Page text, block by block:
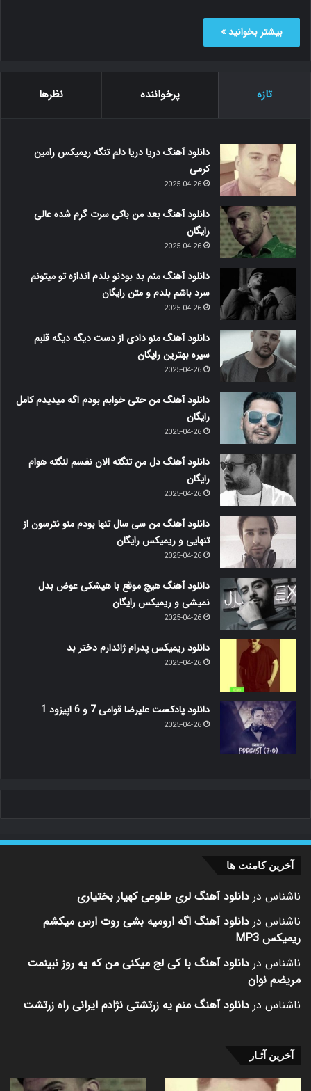
بیشتر بخوانید »
تازه پرخواننده نظرها
دانلود آهنگ دریا دریا دلم تنگه ریمیکس رامین
کرمی
2025-04-26
دانلود آهنگ بعد من باکی سرت گرم شده عالی
رایگان
2025-04-26
دانلود آهنگ منم بد بودنو بلدم اندازه تو میتونم
سرد باشم بلدم و متن رایگان
2025-04-26
دانلود آهنگ منو دادی از دست دیگه دیگه قلبم
سیره بهترین رایگان
2025-04-26
دانلود آهنگ من حتی خوابم بودم اگه میدیدم کامل
رایگان
2025-04-26
دانلود آهنگ دل من تنگته الان نفسم لنگته هوام
رایگان
2025-04-26
دانلود آهنگ من سی سال تنها بودم منو نترسون از
تنهایی و ریمیکس رایگان
2025-04-26
دانلود آهنگ هیچ موقع با هیشکی عوض بدل
نمیشی و ریمیکس رایگان
2025-04-26
دانلود ریمیکس پدرام ژاندارم دختر بد
2025-04-26
دانلود پادکست علیرضا قوامی 7 و 6 اپیزود 1
2025-04-26
آخرین کامنت ها
ناشناس در دانلود آهنگ لری طلوعی کهیار بختیاری
ناشناس در دانلود آهنگ اگه ارومیه بشی روت ارس میکشم
ریمیکس MP3
ناشناس در دانلود آهنگ با کی لج میکنی من که یه روز نبینمت
مریضم نوان
ناشناس در دانلود آهنگ منم یه زرتشتی نژادم ایرانی راه زرتشت
آخرین آثـار